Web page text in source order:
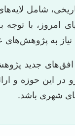
شامل
امروز، با توجه
نیاز به
جدید
شهری باشد.